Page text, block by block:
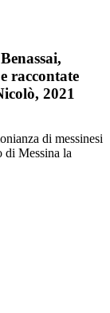
raccontate
2021
di messinesi
di Messina la